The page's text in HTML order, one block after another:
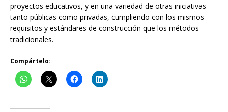
proyectos educativos, y en una variedad de otras iniciativas
tanto públicas como privadas, cumpliendo con los mismos
requisitos y estándares de construcción que los métodos
tradicionales.
Compártelo: